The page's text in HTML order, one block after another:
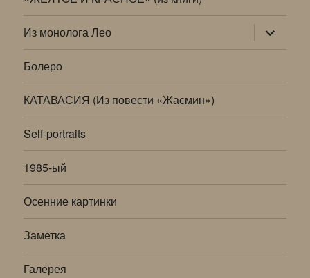
Из монолога Лео раскрыть
дочернее
меню
Болеро
КАТАВАСИЯ (Из повести «Жасмин»)
Self-portraits
1985-ый
Осенние картинки
Заметка
Галерея